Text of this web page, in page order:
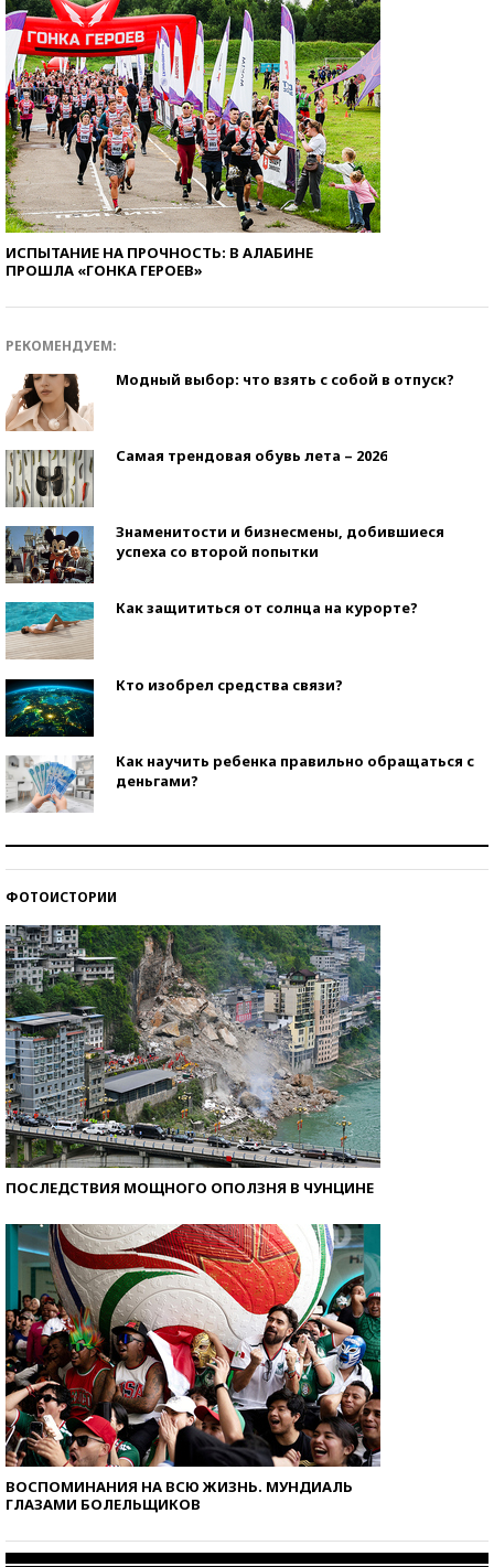
ИСПЫТАНИЕ НА ПРОЧНОСТЬ: В АЛАБИНЕ
ПРОШЛА «ГОНКА ГЕРОЕВ»
РЕКОМЕНДУЕМ:
Модный выбор: что взять с собой в отпуск?
Самая трендовая обувь лета – 2026
Знаменитости и бизнесмены, добившиеся
успеха со второй попытки
Как защититься от солнца на курорте?
Кто изобрел средства связи?
Как научить ребенка правильно обращаться с
деньгами?
ФОТОИСТОРИИ
ПОСЛЕДСТВИЯ МОЩНОГО ОПОЛЗНЯ В ЧУНЦИНЕ
ВОСПОМИНАНИЯ НА ВСЮ ЖИЗНЬ. МУНДИАЛЬ
ГЛАЗАМИ БОЛЕЛЬЩИКОВ